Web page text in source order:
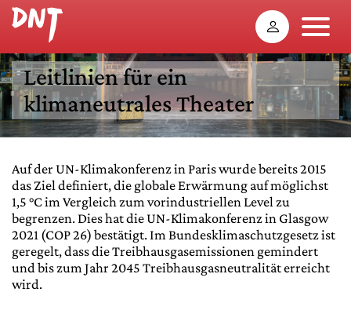
Leitlinien für ein
klimaneutrales Theater
Auf der UN-Klimakonferenz in Paris wurde bereits 2015
das Ziel definiert, die globale Erwärmung auf möglichst
1,5 °C im Vergleich zum vorindustriellen Level zu
begrenzen. Dies hat die UN-Klimakonferenz in Glasgow
2021 (COP 26) bestätigt. Im Bundesklimaschutzgesetz ist
geregelt, dass die Treibhausgasemissionen gemindert
und bis zum Jahr 2045 Treibhausgasneutralität erreicht
wird.